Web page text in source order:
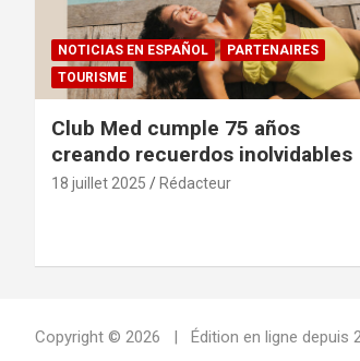
NOTICIAS EN ESPAÑOL
PARTENAIRES
TOURISME
Club Med cumple 75 años
creando recuerdos inolvidables
18 juillet 2025 Rédacteur
Copyright © 2026 Édition en ligne depuis